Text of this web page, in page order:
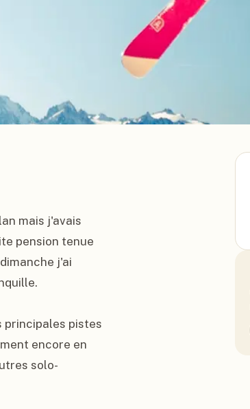
mais j'avais
pension tenue
j'ai
principales pistes
encore en
solo-